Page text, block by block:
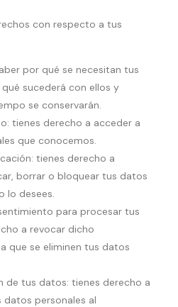
con respecto a tus
por qué se necesitan tus
sucederá con ellos y
se conservarán.
tienes derecho a acceder a
que conocemos.
tienes derecho a
borrar o bloquear tus datos
lo desees.
para procesar tus
a revocar dicho
que se eliminen tus datos
de tus datos: tienes derecho a
personales al